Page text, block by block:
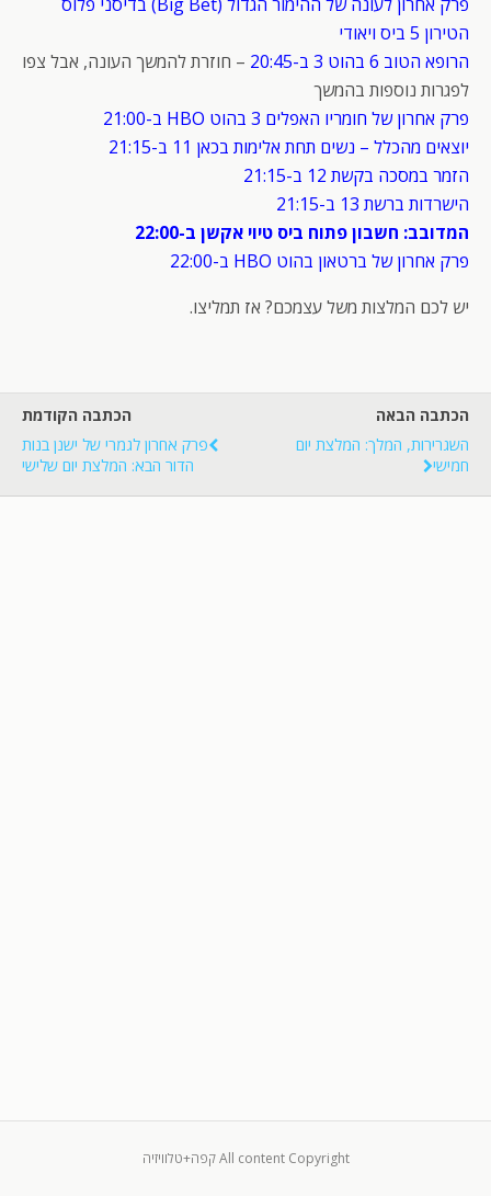
הטירון 5 ביס ויאודי
הרופא הטוב 6 בהוט 3 ב-20:45
– חוזרת להמשך העונה, אבל צפו
לפגרות נוספות בהמשך
פרק אחרון של חומריו האפלים 3 בהוט HBO ב-21:00
יוצאים מהכלל – נשים תחת אלימות בכאן 11 ב-21:15
הזמר במסכה בקשת 12 ב-21:15
הישרדות ברשת 13 ב-21:15
המדובב: חשבון פתוח ביס טיוי אקשן ב-22:00
פרק אחרון של ברטאון בהוט HBO ב-22:00
יש לכם המלצות משל עצמכם? אז תמליצו.
הכתבה הקודמת
פרק אחרון לגמרי של ישנן בנות
הדור הבא: המלצת יום שלישי
הכתבה הבאה
השגרירות, המלך: המלצת יום
חמישי
All content Copyright קפה+טלוויזיה